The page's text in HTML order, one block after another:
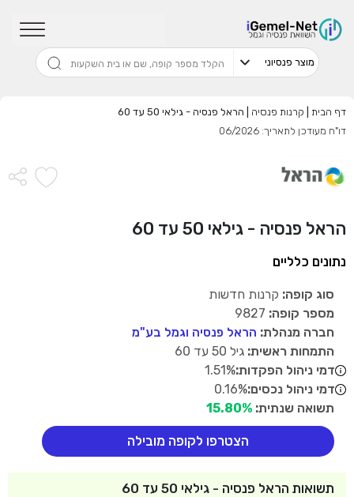
דף הבית קרנות פנסיה
הראל פנסיה - גילאי 50 עד 60
דו"ח מעודכן לתאריך: 06/2026
הראל פנסיה - גילאי 50 עד 60
נתונים כלליים
סוג קופה: קרנות חדשות
מספר קופה:
חברה מנהלת: הראל פנסיה וגמל בע"מ
התמחות ראשית: גיל 50 עד 60
דמי ניהול הפקדות:1.51%
דמי ניהול נכסים:0.16%
תשואה שנתית: 15.80%
הצטרפו לקופה מובילה
תשואות הראל פנסיה - גילאי 50 עד 60
מתכנן פיננסי (ללא עלות), השאירו פרטים:
או מצדדים שלישיים.